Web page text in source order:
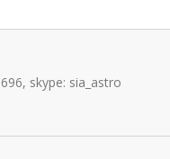
skype: sia_astro